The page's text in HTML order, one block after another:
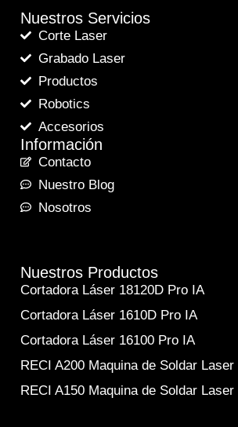
Nuestros Servicios
Corte Laser
Grabado Laser
Productos
Robotics
Accesorios
Información
Contacto
Nuestro Blog
Nosotros
Nuestros Productos
Cortadora Láser 18120D Pro IA
Cortadora Láser 1610D Pro IA
Cortadora Láser 16100 Pro IA
RECI A200 Maquina de Soldar Laser
RECI A150 Maquina de Soldar Laser